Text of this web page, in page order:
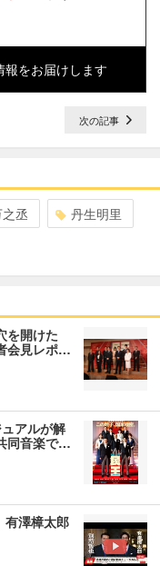
をお届けします
次の記事
丞 丹生明里
を開けた
会見レポ…
アルが解
同音楽で…
有澤樟太郎